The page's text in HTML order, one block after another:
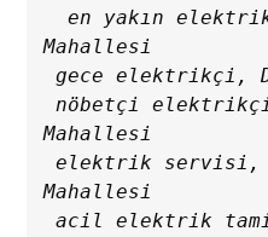
en yakın
Mahallesi
gece elektrikçi, Doğanbey Mahallesi
nöbetçi elektrikçi, Doğanbey
Mahallesi
elektrik servisi, Doğanbey
Mahallesi
acil elektrik tamiri, Doğanbey